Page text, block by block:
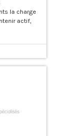
la charge
actif,